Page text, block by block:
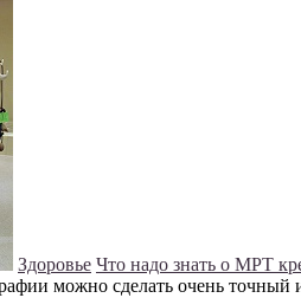
Здоровье Что надо знать о МРТ
можно сделать очень точный